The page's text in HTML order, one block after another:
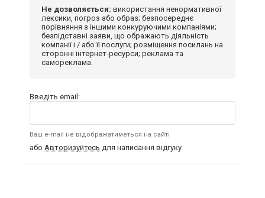
Не дозволяється: використання ненормативної
лексики, погроз або образ; безпосереднє
порівняння з іншими конкуруючими компаніями;
безпідставні заяви, що ображають діяльність
компанії і / або її послуги; розміщення посилань на
сторонні інтернет-ресурси; реклама та
самореклама.
Введіть email:
Ваш e-mail не відображатиметься на сайті
або Авторизуйтесь для написання відгуку